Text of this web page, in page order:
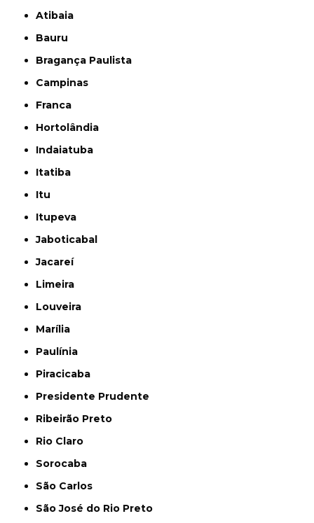
Atibaia
Bauru
Bragança Paulista
Campinas
Franca
Hortolândia
Indaiatuba
Itatiba
Itu
Itupeva
Jaboticabal
Jacareí
Limeira
Louveira
Marília
Paulínia
Piracicaba
Presidente Prudente
Ribeirão Preto
Rio Claro
Sorocaba
São Carlos
São José do Rio Preto